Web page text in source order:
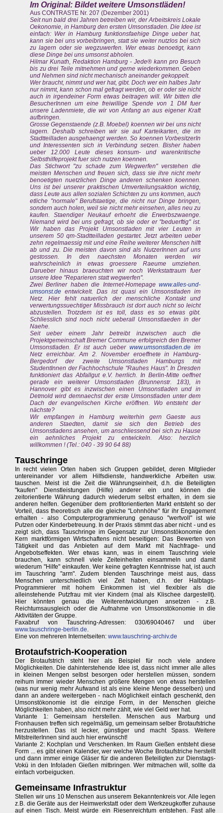
Im Original: Bildet weitere Umsonstläden!
Aus CONTRASTE Nr. 207 (Dezember 2001)
Seit nun bald drei Jahren betreiben wir, der Arbeitskreis Lokale
Oekonomie, in Hamburg den ersten Umsonstladen. Die Idee ist
einfach: Wer in Hamburg funktionsfaehige Dinge ueber hat,
kann sie bei uns vorbeibringen, statt sie weiter nutzlos bei sich
zu lagern oder sie wegzuwerfen. Wer etwas benoetigt, kann
diese Dinge bei uns umsonst abholen.
Hilmar Kunath, Redaktion Hamburg - Jede® kann pro Besuch
bis zu drei Teile mitnehmen und gerne wiederkommen. Geben
und Nehmen sind nicht mechanisch aneinander gekoppelt.
Wer braucht, nimmt und wer hat, gibt. Doch wer ein halbes Jahr
nur nimmt, kann schon mal gefragt werden, ob er oder sie nicht
auch in irgendeiner Form etwas beitragen will. Wir bitten die
BesucherInnen um eine freiwillige Spende von 1 DM fuer
unsere Ladenmiete, die wir von Anfang an aus eigener Kraft
aufbringen.
Grosse Gegenstaende (z.B. Moebel) koennen wir bei uns nicht
lagern. Deshalb schreiben wir sie auf Karteikarten, die im
Stadtteilladen ausgehaengt werden. So koennen VorbesitzerIn
und Interessenten sich in Verbindung setzen. Bisher haben
ueber 12.000 Leute dieses konsum- und warenkritische
Selbsthilfeprojekt fuer sich nutzen koennen.
Das Stichwort "zu schade zum Wegwerfen" verstehen die
meisten Menschen und freuen sich, dass sie ihre nicht mehr
benoetigten nuetzlichen Dinge anderen schenken koennen.
Uns ist bei unserer praktischen Umverteilungsaktion wichtig,
dass Leute aus allen sozialen Schichten zu uns kommen, auch
etliche "normale" Berufstaetige, die nicht nur Dinge bringen,
sondern auch holen, weil sie nicht mehr einsehen, alles neu zu
kaufen. Staendiger Neukauf erhoeht die Erwerbszwaenge.
Niemand wird bei uns gefragt, ob sie oder er "beduerftig" ist.
Wir haben das Projekt Umsonstladen mit vier Leuten in
unserem 50 qm-Stadtteilladen gestartet. Jetzt arbeiten ueber
zehn regelmaessig mit und eine Reihe weiterer Menschen hilft
ab und zu. Die meisten davon sind als NutzerInnen auf uns
gestossen. In den naechsten Monaten werden wir
wahrscheinlich in etwas groessere Raeume umziehen.
Darueber hinaus braeuchten wir noch Werkstattraum fuer
unsere Idee "Reparieren statt wegwerfen".
Zwei Berliner haben die Internet-Homepagewww.alles-und-
umsonst.de entwickelt. Das ist quasi ein Umsonstladen im
Netz. Hier fehlt natuerlich der menschliche Kontakt und
verwertungssuechtiger Missbrauch ist dort auch nicht so leicht
abzustellen. Trotzdem ist es toll, dass es so etwas gibt.
Schliesslich sind noch nicht ueberall Umsonstlaeden in der
Naehe.
Seit ueber einem Jahr betreibt inzwischen auch die
Projektgemeinschaft Bremer Commune erfolgreich den Bremer
Umsonstladen. Er ist auch ueberwww.umsonstladen.de im
Netz erreichbar. Am 2. November eroeffnete in Hamburg-
Bergedorf der zweite Umsonstladen Hamburgs mit
StudentInnen der Fachhochschule "Rauhes Haus". In Dresden
funktioniert das Abfallgut e.V. herrlich. In Berlin-Mitte oeffnet
gerade ein weiterer Umsonstladen (Brunnenstr. 183), in
Hannover gibt es inzwischen einen Umsonstladen und in
Detmold wird demnaechst der erste Umsonstladen unter dem
Dach der evangelischen Kirche eröffnen. Wo entsteht der
nächste?
Wir empfangen in Hamburg weiterhin gern Gaeste aus
anderen Staedten, damit sie sich den Betrieb des
Umsonstladens ansehen, um anschliessend bei sich zu Hause
ein aehnliches Projekt zu entwickeln. Also: herzlich
willkommen ! (Tel.: 040 - 39 90 64 88)
Tauschringe
In recht vielen Orten haben sich Gruppen gebildet, deren Mitglieder
untereinander vor allem Hilfsdienste, handwerkliche Arbeiten usw.
tauschen. Meist ist die Zeit die Währungseinheit, d.h. die Beteiligten
"kaufen" Dienstleistungen (Hilfe) anderer ein und können die
zeitorientierte Währung dadurch wiederum selbst erhalten, in dem sie
anderen helfen. Gegenüber dem profitorientierten Markt entsteht so der
Vorteil, dass theoretisch alle die gleiche "Lohnhöhe" für ihr Engagement
erhalten - also Computerprogrammierung genauso "wertvoll" ist wie
Putzen oder Kinderbetreuung. In der Praxis stimmt das aber nicht - und es
zeigt sich, dass Tauschringe im Gegensatz zur Umsonstökonomie den
Kern marktförmigen Wirtschaftens nicht beseitigen: Das Bewerten von
Tätigkeit und das Anbieten auf dem Markt mit Nachfrage- und
Angebotseffekten. Wer etwas kann, was in einem Tauschring viele
brauchen, kann schnell viele Zeiteinheiten einsammeln und damit
wiederum "Hilfe" einkaufen. Wer keine gefragten Kenntnisse hat, ist auch
im Tauschring "arm". Zudem blenden Tauschringe meist aus, dass
Menschen unterschiedlich viel Zeit haben, d.h. der Halbtags-
Programmierer mit hohem Einkommen ist viel flexibler als die
alleinstehende Putzfrau mit vier Kindern (mal als Klischee dargestellt).
Hier könnten genau die Weiterentwicklungen ansetzen - z.B.
Reichtumsausgleich oder die Aufnahme von Umsonstökonomie in die
Aktivitäten der Gruppe.
Faxabruf von Tauschring-Adressen: 030/69040467 und über
www.tauschringe-berlin.de.
Eine von mehreren Internetseiten: www.tauschring-archiv.de
Brotaufstrich-Kooperation
Der Brotaufstrich steht hier als Beispiel für noch viele andere
Möglichkeiten. Die dahinterstehende Idee ist, dass nicht immer alle alles
in kleinen Mengen selbst besorgen oder herstellen müssen, sondern
reihum immer wieder Menschen größere Mengen von etwas herstellen
(was nur wenig mehr Aufwand ist als eine kleine Menge desselben) und
dann an andere weitergeben - nach Möglichkeit einfach geschenkt, den
Umsonstökonomie ist die einzige Form, in der Menschen gleiche
Möglichkeiten haben, also nicht mehr zählt, wie viel Geld wer hat.
Variante 1: Gemeinsam herstellen. Menschen aus Marburg und
Fronhausen treffen sich regelmäßig, um gemeinsam selber Brotaufstriche
herzustellen. Das ist lecker, günstiger und macht Spass. Weitere
MitstreiterInnen sind auch hier erwünscht!
Variante 2: Kochplan und Verschenken. Im Raum Gießen entsteht diese
Form ... es gibt einen Kalender, wer welche Woche Brotaufstriche herstellt
und dann immer einige Gläser für die anderen Beteiligten zur Dienstags-
Vokü in den Infoladen Gießen mitbringen. Wer mitmachen will, sollte da
einfach vorbeigucken.
Gemeinsame Infrastruktur
Stellen wir uns 10 Menschen aus unserem Bekanntenkreis vor. Alle legen
z.B. die Geräte aus der Heimwerkstatt oder dem Werkzeugkoffer zuhause
auf einen Tisch. Meist würde ein Riesenreichtum entstehen. Fast alle